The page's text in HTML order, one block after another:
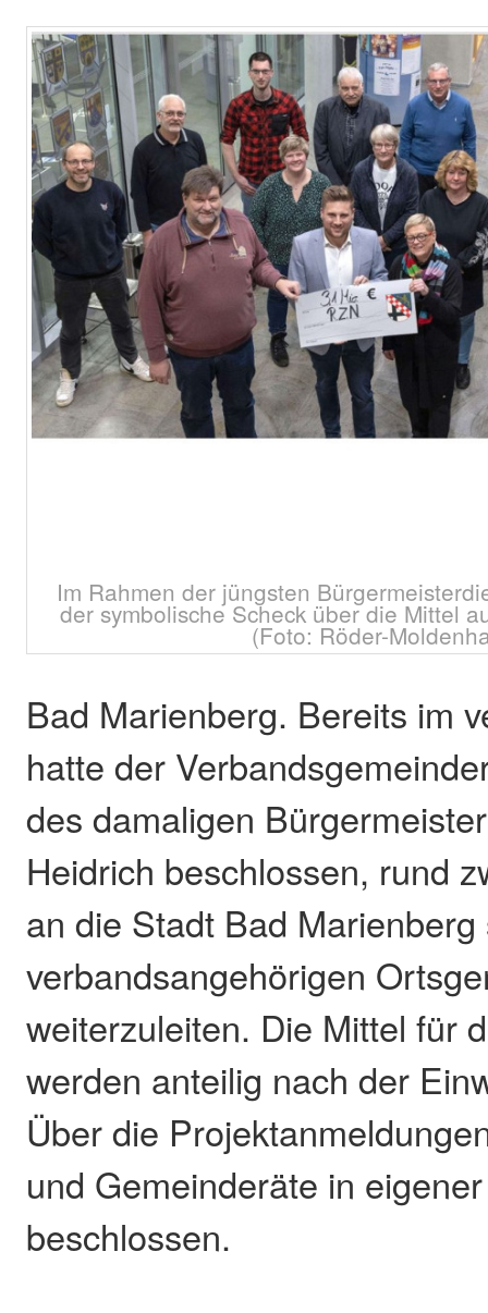
Im Rahmen der jüngsten
der symbolische Scheck über die Mittel
(Foto: Röder-
Bad Marienberg. Bereits im
hatte der
des damaligen
Heidrich beschlossen, rund
an die Stadt Bad
verbandsangehörigen
weiterzuleiten. Die Mittel für
werden anteilig nach der
Über die
und Gemeinderäte in
beschlossen.